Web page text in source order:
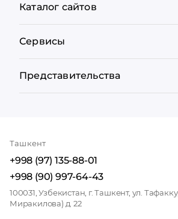
Каталог сайтов
Сервисы
Представительства
Ташкент
+998 (97) 135-88-01
+998 (90) 997-64-43
100031, Узбекистан, г. Ташкент, ул.
Миракилова) д. 22